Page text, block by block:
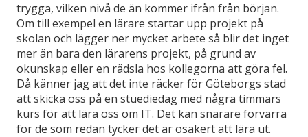
trygga, vilken nivå de än kommer ifrån från början.
Om till exempel en lärare startar upp projekt på
skolan och lägger ner mycket arbete så blir det inget
mer än bara den lärarens projekt, på grund av
okunskap eller en rädsla hos kollegorna att göra fel.
Då känner jag att det inte räcker för Göteborgs stad
att skicka oss på en stuediedag med några timmars
kurs för att lära oss om IT. Det kan snarare förvärra
för de som redan tycker det är osäkert att lära ut.